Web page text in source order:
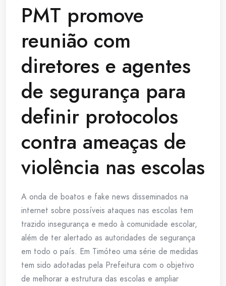
PMT promove
reunião com
diretores e agentes
de segurança para
definir protocolos
contra ameaças de
violência nas escolas
A onda de boatos e fake news disseminados na
internet sobre possíveis ataques nas escolas tem
trazido insegurança e medo à comunidade escolar,
além de ter alertado as autoridades de segurança
em todo o país. Em Timóteo uma série de medidas
tem sido adotadas pela Prefeitura com o objetivo
de melhorar a estrutura das escolas e ampliar